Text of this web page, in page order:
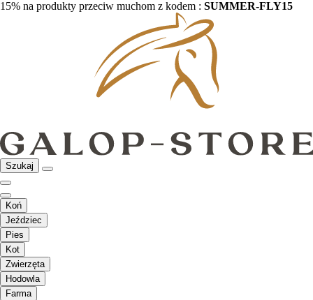
15% na produkty przeciw muchom z kodem : SUMMER-FLY15
Szukaj
Koń
Jeździec
Pies
Kot
Zwierzęta
Hodowla
Farma